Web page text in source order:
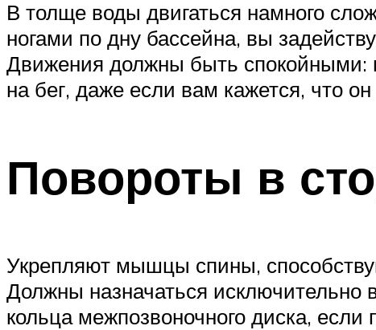
В толще воды двигаться намного
ногами по дну бассейна, вы
Движения должны быть спокойными:
на бег, даже если вам кажется, что он
Повороты в
Укрепляют мышцы спины,
Должны назначаться исключительно
кольца межпозвоночного диска,